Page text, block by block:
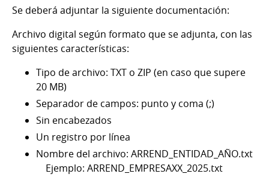
Se deberá adjuntar la siguiente documentación:
Archivo digital según formato que se adjunta, con las
siguientes características:
Tipo de archivo: TXT o ZIP (en caso que supere
20 MB)
Separador de campos: punto y coma (;)
Sin encabezados
Un registro por línea
Nombre del archivo: ARREND_ENTIDAD_AÑO.txt
Ejemplo: ARREND_EMPRESAXX_2025.txt